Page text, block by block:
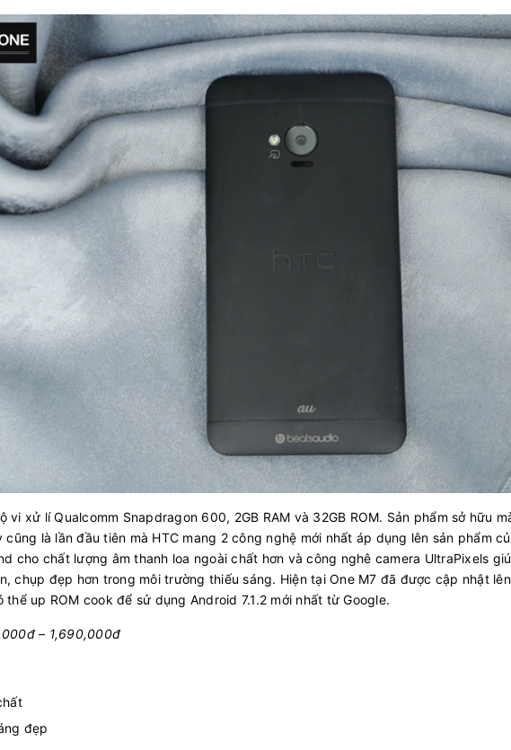
vi xử lí Qualcomm Snapdragon 600, 2GB RAM và 32GB ROM. Sản phẩm sở hữu
cũng là lần đầu tiên mà HTC mang 2 công nghệ mới nhất áp dụng lên sản phẩm
cho chất lượng âm thanh loa ngoài chất hơn và công nghê camera UltraPixels
chụp đẹp hơn trong môi trường thiếu sáng. Hiện tại One M7 đã được cập nhật
up ROM cook để sử dụng Android 7.1.2 mới nhất từ Google.
– 1,690,000đ
đẹp